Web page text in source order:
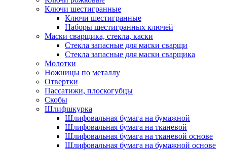
Ключи шестигранные
Ключи шестигранные
Наборы шестигранных ключей
Маски сварщика, стекла, каски
Стекла запасные для маски сварщи
Стекла запасные для маски сварщика
Молотки
Ножницы по металлу
Отвертки
Пассатижи, плоскогубцы
Скобы
Шлифшкурка
Шлифовальная бумага на бумажной
Шлифовальная бумага на тканевой
Шлифовальная бумага на тканевой основе
Шлифовальная бумага на бумажной основе